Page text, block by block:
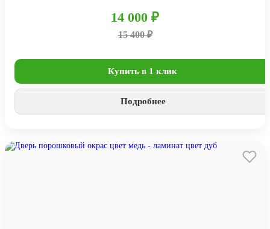
14 000 ₽
15 400 ₽
Купить в 1 клик
Подробнее